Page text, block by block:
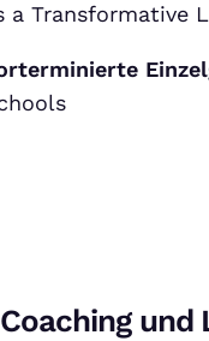
a Transformative
Coaching und